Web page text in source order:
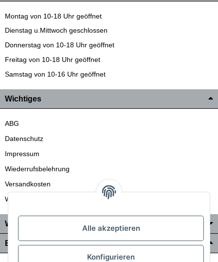
Montag von 10-18 Uhr geöffnet
Dienstag u.Mittwoch geschlossen
Donnerstag von 10-18 Uhr geöffnet
Freitag von 10-18 Uhr geöffnet
Samstag von 10-16 Uhr geöffnet
Wichtiges
ABG
Datenschutz
Impressum
Wiederrufsbelehrung
Versandkosten
Wir liefern auch in die Schweiz
Wo Sie uns finden
Bezahlung & Versand
Alle akzeptieren
Konfigurieren